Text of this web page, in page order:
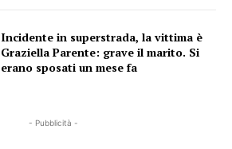
Incidente in superstrada, la vittima è
Graziella Parente: grave il marito. Si
erano sposati un mese fa
- Pubblicità -